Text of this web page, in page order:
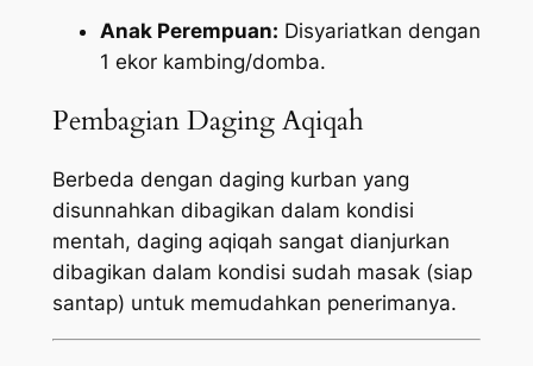
Anak Perempuan: Disyariatkan dengan
1 ekor kambing/domba.
Pembagian Daging Aqiqah
Berbeda dengan daging kurban yang
disunnahkan dibagikan dalam kondisi
mentah, daging aqiqah sangat dianjurkan
dibagikan dalam kondisi sudah masak (siap
santap) untuk memudahkan penerimanya.